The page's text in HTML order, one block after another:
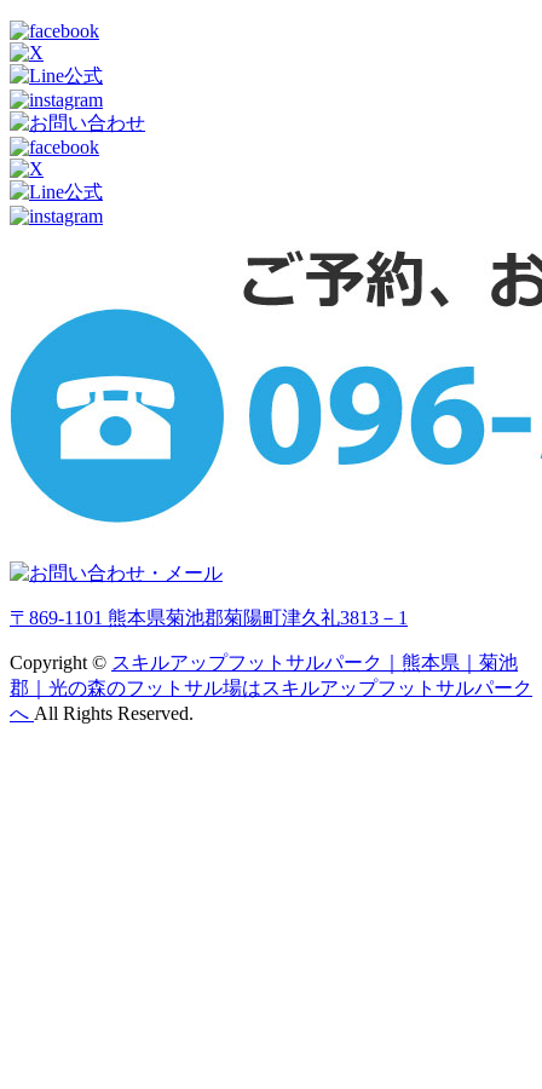
〒869-1101 熊本県菊池郡菊陽町津久礼3813－1
Copyright © スキルアップフットサルパーク｜熊本県｜菊池
郡｜光の森のフットサル場はスキルアップフットサルパーク
へ All Rights Reserved.